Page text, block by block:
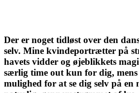
Der er noget tidløst over den
selv. Mine kvindeportrætter på
havets vidder og øjeblikkets
særlig time out kun for dig, mens
mulighed for at se dig selv på